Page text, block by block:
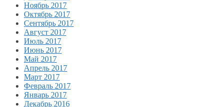
Ноябрь 2017
Октябрь 2017
Сентябрь 2017
Август 2017
Июль 2017
Июнь 2017
Май 2017
Апрель 2017
Март 2017
Февраль 2017
Январь 2017
Декабрь 2016